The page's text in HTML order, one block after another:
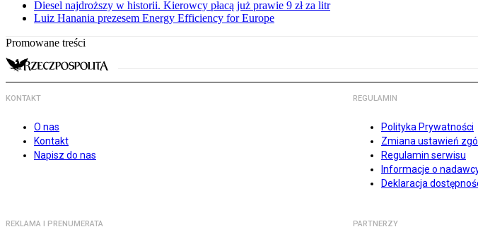
Diesel najdroższy w historii. Kierowcy płacą już prawie 9 zł za litr
Luiz Hanania prezesem Energy Efficiency for Europe
Promowane treści
KONTAKT
O nas
Kontakt
Napisz do nas
REGULAMIN
Polityka Prywatności
Zmiana ustawień
Regulamin serwisu
Informacje o
Deklaracja
REKLAMA I PRENUMERATA PARTNERZY